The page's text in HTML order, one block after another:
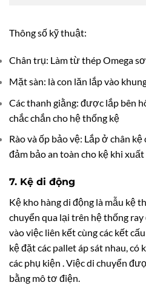
Thông số kỹ thuật:
Chân trụ: Làm từ thép Omega
Mặt sàn: là con lăn lắp vào
Các thanh giằng: được lắp bên
chắc chắn cho hệ thống kệ
Rào và ốp bảo vệ: Lắp ở chân
đảm bảo an toàn cho kệ khi
7. Kệ di động
Kệ kho hàng di động là mẫu kệ
chuyển qua lại trên hệ thống
vào việc liên kết cùng các kết
kệ đặt các pallet áp sát nhau, có
các phụ kiện . Việc di chuyển
bằng mô tơ điện.